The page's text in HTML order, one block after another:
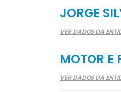
JORGE
VER DADOS DA
MOTOR E
VER DADOS DA